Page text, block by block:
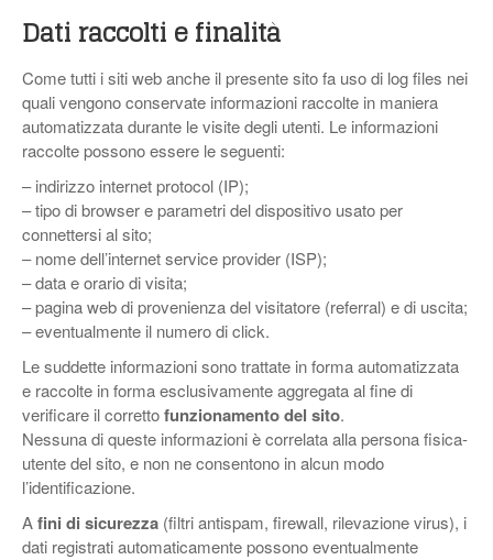
Dati raccolti e finalità
Come tutti i siti web anche il presente sito fa uso di log files nei
quali vengono conservate informazioni raccolte in maniera
automatizzata durante le visite degli utenti. Le informazioni
raccolte possono essere le seguenti:
– indirizzo internet protocol (IP);
– tipo di browser e parametri del dispositivo usato per
connettersi al sito;
– nome dell’internet service provider (ISP);
– data e orario di visita;
– pagina web di provenienza del visitatore (referral) e di uscita;
– eventualmente il numero di click.
Le suddette informazioni sono trattate in forma automatizzata
e raccolte in forma esclusivamente aggregata al fine di
verificare il correttofunzionamento del sito.
Nessuna di queste informazioni è correlata alla persona fisica-
utente del sito, e non ne consentono in alcun modo
l’identificazione.
Afini di sicurezza (filtri antispam, firewall, rilevazione virus), i
dati registrati automaticamente possono eventualmente